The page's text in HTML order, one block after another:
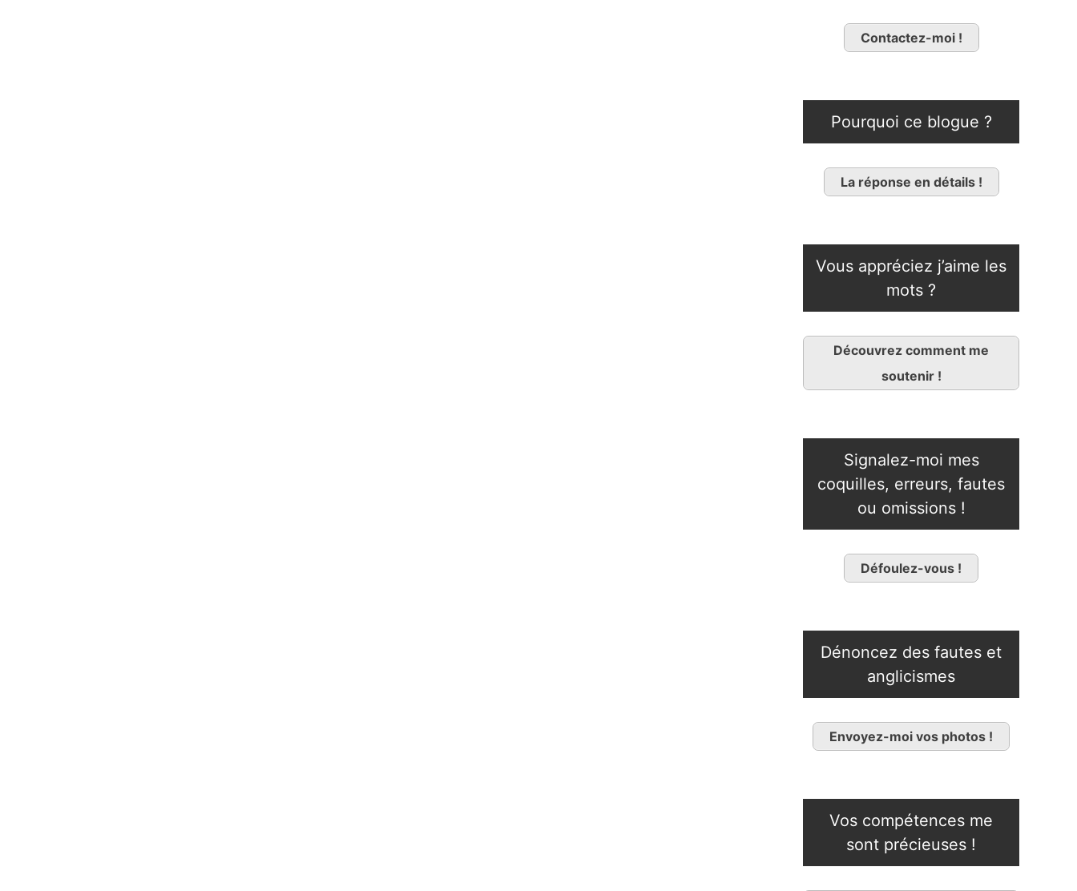
Contactez-moi !
Pourquoi ce blogue ?
La réponse en détails !
Vous appréciez j’aime les
mots ?
Découvrez comment me
soutenir !
Signalez-moi mes
coquilles, erreurs, fautes
ou omissions !
Défoulez-vous !
Dénoncez des fautes et
anglicismes
Envoyez-moi vos photos !
Vos compétences me
sont précieuses !